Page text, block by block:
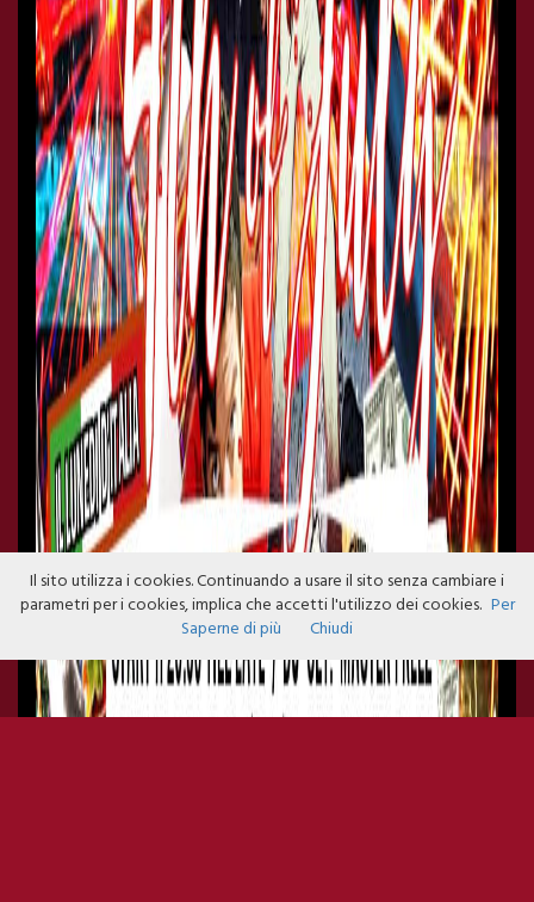
Il sito utilizza i cookies. Continuando a usare il sito senza cambiare i
parametri per i cookies, implica che accetti l'utilizzo dei cookies. Per
Saperne di più
Chiudi